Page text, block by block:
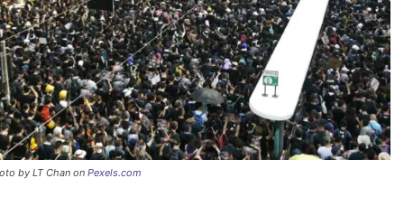
by LT Chan on Pexels.com